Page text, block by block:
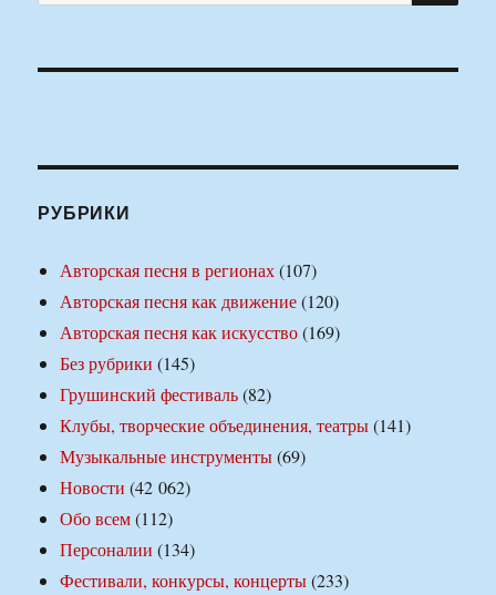
РУБРИКИ
Авторская песня в регионах(107)
Авторская песня как движение(120)
Авторская песня как искусство(169)
Без рубрики (145)
Грушинский фестиваль(82)
Клубы, творческие объединения, театры(141)
Музыкальные инструменты(69)
Новости (42 062)
Обо всем(112)
Персоналии (134)
Фестивали, конкурсы, концерты(233)